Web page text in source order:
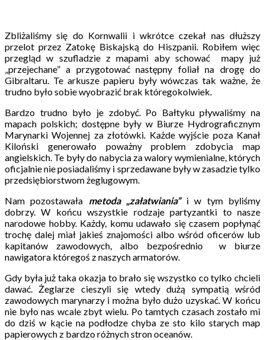
Zbliżaliśmy się do Kornwalii i wkrótce czekał nas dłuższy
przelot przez Zatokę Biskajską do Hiszpanii. Robiłem więc
przegląd w szufladzie z mapami aby schować mapy już
„przejechane” a przygotować następny foliał na drogę do
Gibraltaru. Te arkusze papieru były wówczas tak ważne, że
trudno było sobie wyobrazić brak któregokolwiek.
Bardzo trudno było je zdobyć. Po Bałtyku pływaliśmy na
mapach polskich; dostępne były w Biurze Hydrograficznym
Marynarki Wojennej za złotówki. Każde wyjście poza Kanał
Kiloński generowało poważny problem zdobycia map
angielskich. Te były do nabycia za walory wymienialne, których
oficjalnie nie posiadaliśmy i sprzedawane były w zasadzie tylko
przedsiębiorstwom żeglugowym.
Nam pozostawała metoda „załatwiania” i w tym byliśmy
dobrzy. W końcu wszystkie rodzaje partyzantki to nasze
narodowe hobby. Każdy, komu udawało się czasem popłynąć
trochę dalej miał jakieś znajomości albo wśród oficerów lub
kapitanów zawodowych, albo bezpośrednio w biurze
nawigatora któregoś z naszych armatorów.
Gdy była już taka okazja to brało się wszystko co tylko chcieli
dawać. Żeglarze cieszyli się wtedy dużą sympatią wśród
zawodowych marynarzy i można było dużo uzyskać. W końcu
nie było nas wcale zbyt wielu. Po tamtych czasach zostało mi
do dziś w kącie na podłodze chyba ze sto kilo starych map
papierowych z bardzo różnych stron oceanów.